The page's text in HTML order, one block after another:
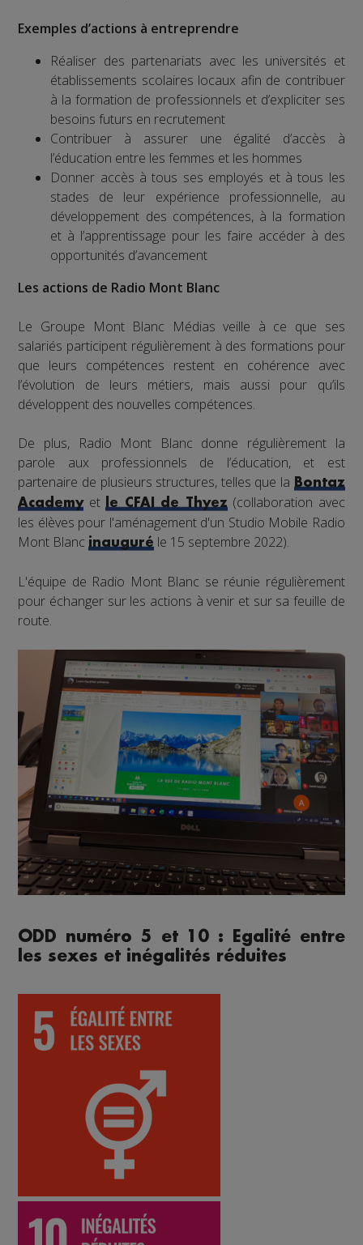
Exemples d’actions à entreprendre
Réaliser des partenariats avec les universités et
établissements scolaires locaux afin de contribuer
à la formation de professionnels et d’expliciter ses
besoins futurs en recrutement
Contribuer à assurer une égalité d’accès à
l’éducation entre les femmes et les hommes
Donner accès à tous ses employés et à tous les
stades de leur expérience professionnelle, au
développement des compétences, à la formation
et à l’apprentissage pour les faire accéder à des
opportunités d’avancement
Les actions de Radio Mont Blanc
Le Groupe Mont Blanc Médias veille à ce que ses
salariés participent régulièrement à des formations pour
que leurs compétences restent en cohérence avec
l’évolution de leurs métiers, mais aussi pour qu’ils
développent des nouvelles compétences.
De plus, Radio Mont Blanc donne régulièrement la
parole aux professionnels de l’éducation, et est
partenaire de plusieurs structures, telles que la Bontaz
Academyetle CFAI de Thyez(collaboration avec
les élèves pour l'aménagement d'un Studio Mobile Radio
Mont Blancinauguré le 15 septembre 2022).
L'équipe de Radio Mont Blanc se réunie régulièrement
pour échanger sur les actions à venir et sur sa feuille de
route.
ODD numéro 5 et 10 : Egalité entre
les sexes et inégalités réduites